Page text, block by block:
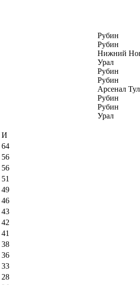
Рубин
Рубин
Нижний
Урал
Рубин
Рубин
Арсенал
Рубин
Рубин
Урал
И
64
56
56
51
49
46
43
42
41
38
36
33
28